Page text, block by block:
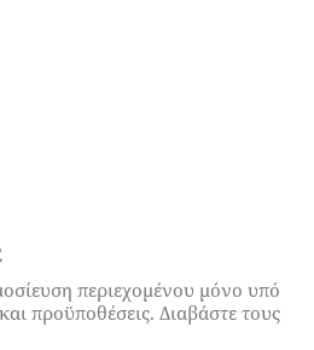
περιεχομένου μόνο υπό
προϋποθέσεις. Διαβάστε τους